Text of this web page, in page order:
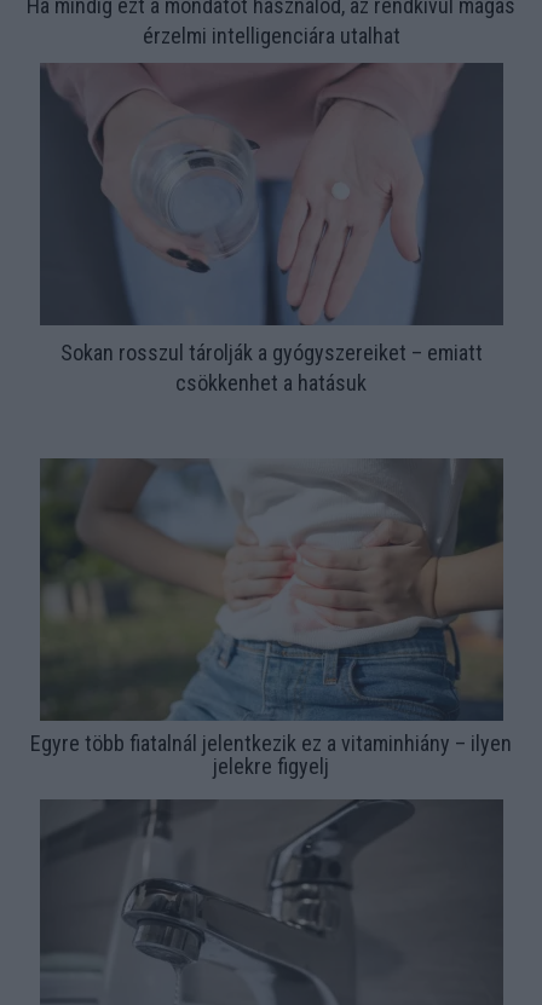
Ha mindig ezt a mondatot használod, az rendkívül magas
érzelmi intelligenciára utalhat
Sokan rosszul tárolják a gyógyszereiket – emiatt
csökkenhet a hatásuk
Egyre több fiatalnál jelentkezik ez a vitaminhiány – ilyen
jelekre figyelj